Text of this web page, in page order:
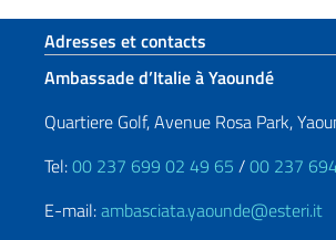
Section de pied de
Adresses et contacts
Ambassade d’Italie à Yaoundé
Quartiere Golf, Avenue Rosa Park,
Tel:00 237 699 02 49 65 /00 237
E-mail:ambasciata.yaounde@esteri.it